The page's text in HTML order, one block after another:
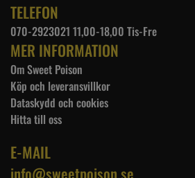
TELEFON
070-2923021 11,00-18,00 Tis-Fre
MER INFORMATION
Om Sweet Poison
Köp och leveransvillkor
Dataskydd och cookies
Hitta till oss
E-MAIL
info@sweetpoison.se